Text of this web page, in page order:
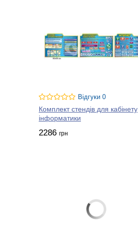
Відгуки 0
Комплект стендів для кабінету
інформатики
2286 грн